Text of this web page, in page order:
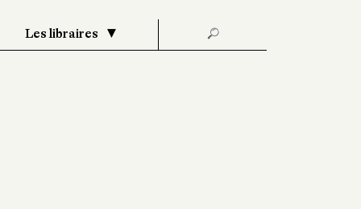
Les libraires 🔎